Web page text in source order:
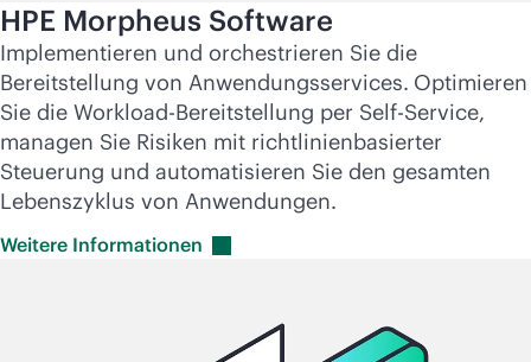
HPE Morpheus Software
Implementieren und orchestrieren Sie die
Bereitstellung von Anwendungsservices. Optimieren
Sie die Workload-Bereitstellung per Self-Service,
managen Sie Risiken mit richtlinienbasierter
Steuerung und automatisieren Sie den gesamten
Lebenszyklus von Anwendungen.
Weitere Informationen